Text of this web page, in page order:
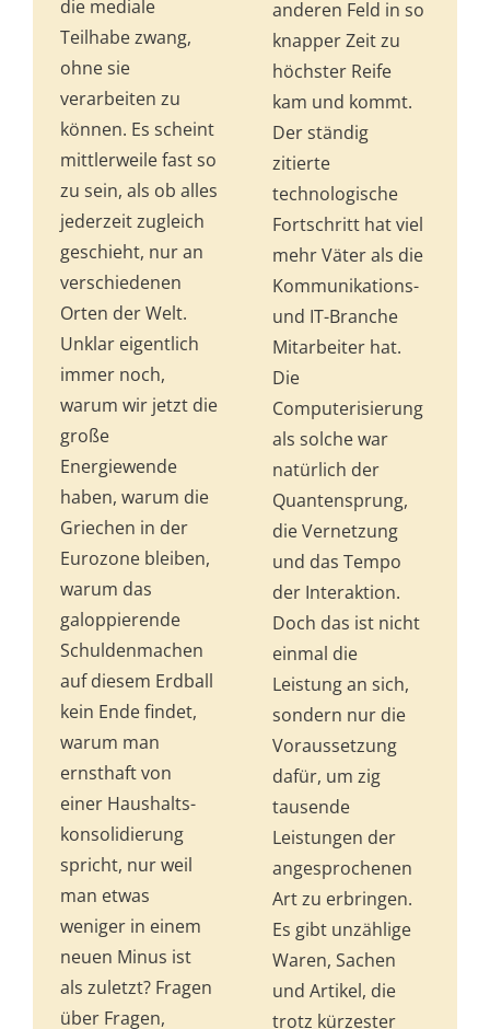
die mediale
Teilhabe zwang,
ohne sie
verarbeiten zu
können. Es scheint
mittlerweile fast so
zu sein, als ob alles
jederzeit zugleich
geschieht, nur an
verschiedenen
Orten der Welt.
Unklar eigentlich
immer noch,
warum wir jetzt die
große
Energiewende
haben, warum die
Griechen in der
Eurozone bleiben,
warum das
galoppierende
Schuldenmachen
auf diesem Erdball
kein Ende findet,
warum man
ernsthaft von
einer Haus­halts­­
kon­solidierung
spricht, nur weil
man etwas
weniger in einem
neuen Minus ist
als zuletzt? Fragen
über Fragen,
anderen Feld in so
knapper Zeit zu
höchster Reife
kam und kommt.
Der ständig
zitierte
technologische
Fort­schritt hat viel
mehr Väter als die
Kommunikations-
und IT-Branche
Mitarbeiter hat.
Die
Computerisierung
als solche war
natürlich der
Quantensprung,
die Vernetzung
und das Tempo
der Interaktion.
Doch das ist nicht
einmal die
Leistung an sich,
sondern nur die
Voraussetzung
dafür, um zig
tausende
Leistungen der
angesprochenen
Art zu erbringen.
Es gibt unzählige
Waren, Sachen
und Artikel, die
trotz kürzester